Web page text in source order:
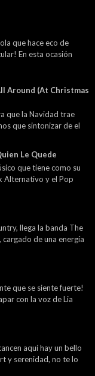
que hace eco de
En esta ocasión
Around (At Christmas
que la Navidad trae
que sintonizar de el
Le Quede
que tiene como su
Alternativo y el Pop
llega la banda The
de una energía
que se siente fuerte!
con la voz de Lia
aquí hay un bello
y serenidad, no te lo